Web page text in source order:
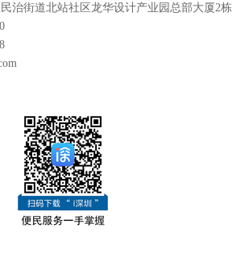
治街道北站社区龙华设计产业园总部大厦2栋